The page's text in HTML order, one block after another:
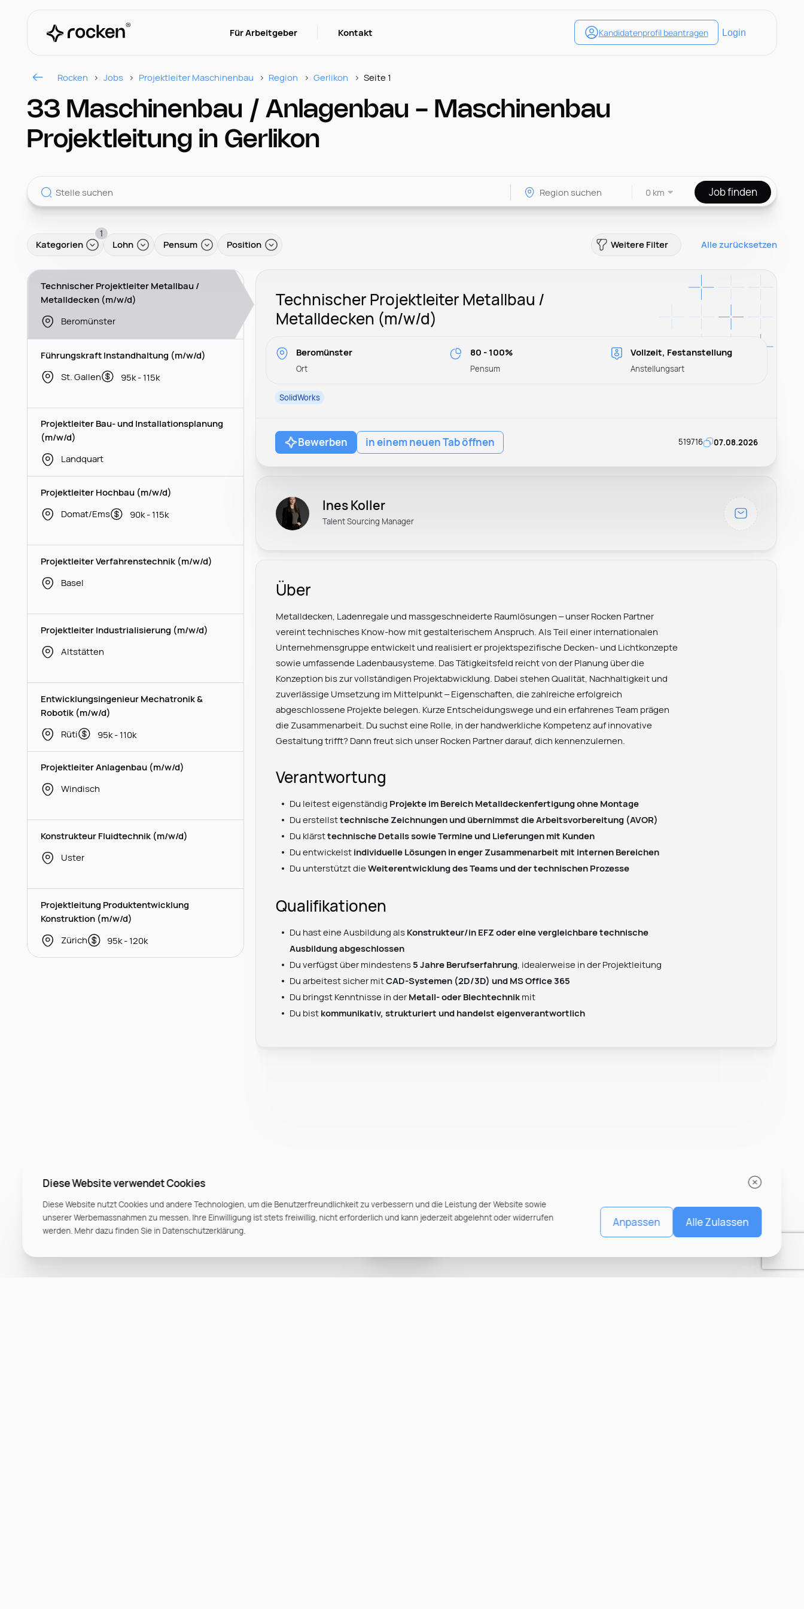
Für Arbeitgeber Kontakt
Rocken Jobs Projektleiter Maschinenbau Region Gerlikon Seite 1
33 Maschinenbau / Anlagenbau - Maschinenbau
Projektleitung in Gerlikon
0 km Job finden
Kategorien
1
Lohn Pensum Position Weitere Filter Alle zurücksetzen
Technischer Projektleiter Metallbau /
Metalldecken (m/w/d)
Beromünster
Führungskraft Instandhaltung (m/w/d)
St. Gallen
95k - 115k
Projektleiter Bau- und Installationsplanung
(m/w/d)
Landquart
Projektleiter Hochbau (m/w/d)
Domat/Ems
90k - 115k
Projektleiter Verfahrenstechnik (m/w/d)
Basel
Projektleiter Industrialisierung (m/w/d)
Altstätten
Entwicklungsingenieur Mechatronik &
Robotik (m/w/d)
Rüti
95k - 110k
Projektleiter Anlagenbau (m/w/d)
Windisch
Konstrukteur Fluidtechnik (m/w/d)
Uster
Projektleitung Produktentwicklung
Konstruktion (m/w/d)
Zürich
95k - 120k
Technischer Projektleiter Metallbau /
Metalldecken (m/w/d)
Beromünster
Ort
80 - 100%
Pensum
Vollzeit, Festanstellung
Anstellungsart
SolidWorks
Bewerben in einem neuen Tab öffnen 519716 07.08.2026
Ines Koller
Talent Sourcing Manager
Über
Metalldecken, Ladenregale und massgeschneiderte Raumlösungen – unser Rocken Partner
vereint technisches Know-how mit gestalterischem Anspruch. Als Teil einer internationalen
Unternehmensgruppe entwickelt und realisiert er projektspezifische Decken- und Lichtkonzepte
sowie umfassende Ladenbausysteme. Das Tätigkeitsfeld reicht von der Planung über die
Konzeption bis zur vollständigen Projektabwicklung. Dabei stehen Qualität, Nachhaltigkeit und
zuverlässige Umsetzung im Mittelpunkt – Eigenschaften, die zahlreiche erfolgreich
abgeschlossene Projekte belegen. Kurze Entscheidungswege und ein erfahrenes Team prägen
die Zusammenarbeit. Du suchst eine Rolle, in der handwerkliche Kompetenz auf innovative
Gestaltung trifft? Dann freut sich unser Rocken Partner darauf, dich kennenzulernen.
Verantwortung
Du leitest eigenständig Projekte im Bereich Metalldeckenfertigung ohne Montage
Du erstellsttechnische Zeichnungen und übernimmst die Arbeitsvorbereitung (AVOR)
Du klärsttechnische Details sowie Termine und Lieferungen mit Kunden
Du entwickelst individuelle Lösungen in enger Zusammenarbeit mit internen Bereichen
Du unterstützt dieWeiterentwicklung des Teams und der technischen Prozesse
Qualifikationen
Du hast eine Ausbildung als Konstrukteur/in EFZ oder eine vergleichbare technische
Ausbildung abgeschlossen
Du verfügst über mindestens 5 Jahre Berufserfahrung , idealerweise in der Projektleitung
Du arbeitest sicher mitCAD-Systemen (2D/3D) und MS Office 365
Du bringst Kenntnisse in der Metall- oder Blechtechnik mit
Du bist kommunikativ, strukturiert und handelst eigenverantwortlich
Leonard Ramin
Diese Website verwendet Cookies
Diese Website nutzt Cookies und andere Technologien, um die Benutzerfreundlichkeit zu verbessern und die Leistung der Website sowie
unserer Werbemassnahmen zu messen. Ihre Einwilligung ist stets freiwillig, nicht erforderlich und kann jederzeit abgelehnt oder widerrufen
werden. Mehr dazu finden Sie in Datenschutzerklärung.
Anpassen Alle Zulassen